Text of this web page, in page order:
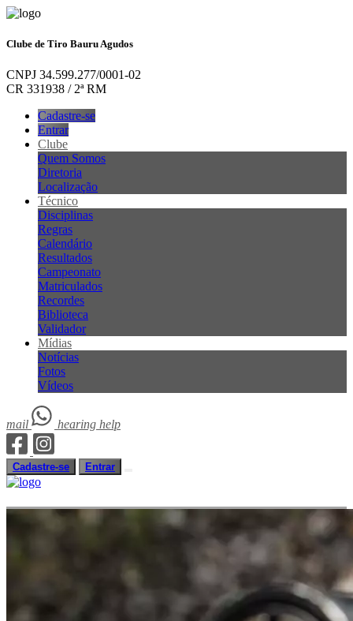
Clube de Tiro Bauru Agudos
CNPJ 34.599.277/0001-02
CR 331938 / 2ª RM
Cadastre-se
Entrar
Clube
Quem Somos
Diretoria
Localização
Técnico
Disciplinas
Regras
Calendário
Resultados
Campeonato
Matriculados
Recordes
Biblioteca
Validador
Mídias
Notícias
Fotos
Vídeos
mail hearing help
Cadastre-se Entrar